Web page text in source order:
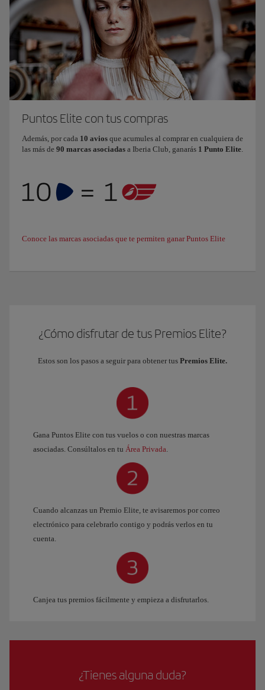
Puntos Elite con tus compras
Además, por cada 10 avios que acumules al comprar en cualquiera de
las más de 90 marcas asociadas a Iberia Club, ganarás 1 Punto Elite.
Conoce las marcas asociadas que te permiten ganar Puntos Elite
¿Cómo disfrutar de tus Premios Elite?
Estos son los pasos a seguir para obtener tus Premios Elite.
Gana Puntos Elite con tus vuelos o con nuestras marcas
asociadas. Consúltalos en tu Área Privada
Cuando alcanzas un Premio Elite, te avisaremos por correo
electrónico para celebrarlo contigo y podrás verlos en tu
cuenta.
Canjea tus premios fácilmente y empieza a disfrutarlos.
¿Tienes alguna duda?